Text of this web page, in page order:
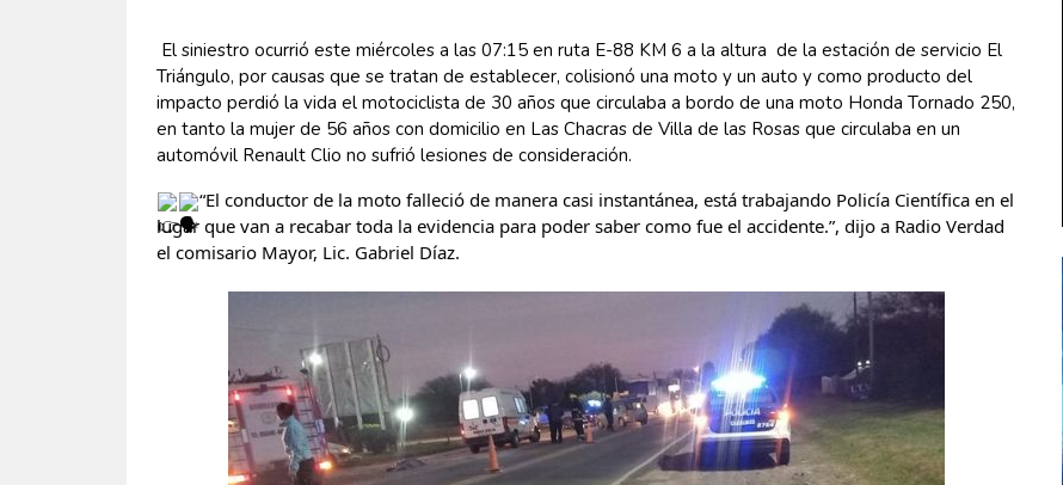
El siniestro ocurrió este miércoles a las 07:15 en ruta E-88 KM 6 a la altura  de la estación de servicio El
Triángulo, por causas que se tratan de establecer, colisionó una moto y un auto y como producto del
impacto perdió la vida el motociclista de 30 años que circulaba a bordo de una moto Honda Tornado 250,
en tanto la mujer de 56 años con domicilio en Las Chacras de Villa de las Rosas que circulaba en un
automóvil Renault Clio no sufrió lesiones de consideración.
“El conductor de la moto falleció de manera casi instantánea, está trabajando Policía Científica en el
lugar que van a recabar toda la evidencia para poder saber como fue el accidente.”, dijo a Radio Verdad
el comisario Mayor, Lic. Gabriel Díaz.